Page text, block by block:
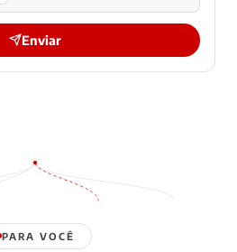
Enviar
PARA VOCÊ